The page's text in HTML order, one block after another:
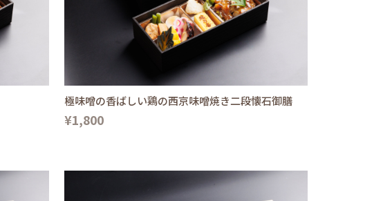
極味噌の香ばしい鶏の西京味噌焼き二段懐石御膳
¥1,800